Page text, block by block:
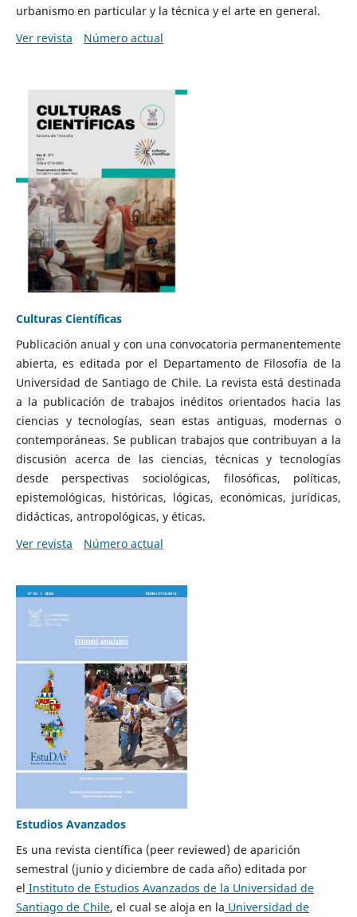
urbanismo en particular y la técnica y el arte en general.
Ver revista
Número actual
Culturas Científicas
Publicación anual y con una convocatoria permanentemente
abierta, es editada por el Departamento de Filosofía de la
Universidad de Santiago de Chile. La revista está destinada
a la publicación de trabajos inéditos orientados hacia las
ciencias y tecnologías, sean estas antiguas, modernas o
contemporáneas. Se publican trabajos que contribuyan a la
discusión acerca de las ciencias, técnicas y tecnologías
desde perspectivas sociológicas, filosóficas, políticas,
epistemológicas, históricas, lógicas, económicas, jurídicas,
didácticas, antropológicas, y éticas.
Ver revista
Número actual
Estudios Avanzados
Es una revista científica (peer reviewed) de aparición
semestral (junio y diciembre de cada año) editada por
el Instituto de Estudios Avanzados de la Universidad de
Santiago de Chile, el cual se aloja en la Universidad de